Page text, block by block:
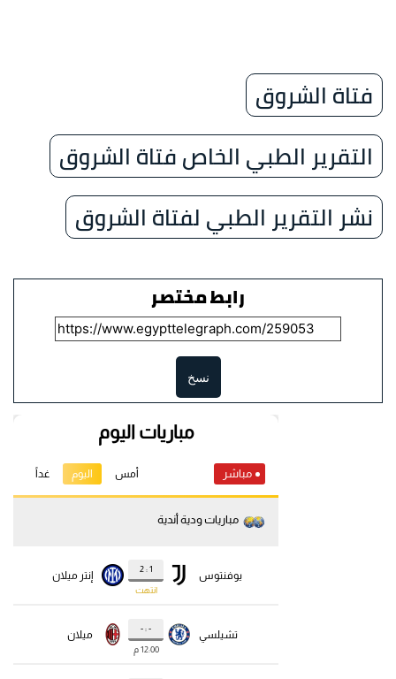
فتاة الشروق
التقرير الطبي الخاص فتاة الشروق
نشر التقرير الطبي لفتاة الشروق
رابط مختصر
نسخ